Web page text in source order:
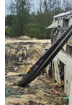
cóc" ở Bệnh
16/07/2016 04:36
Liên quan đến
viện E, sáng 16/
phối hợp với
bắt cóc trên.